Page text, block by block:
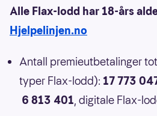
Alle Flax-lodd har 18-års
Hjelpelinjen.no
Antall premieutbetalinger
typer Flax-lodd): 17 773
6 813 401, digitale Flax-